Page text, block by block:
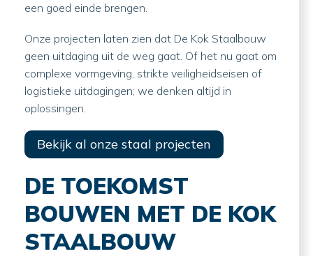
een goed einde brengen.
Onze projecten laten zien dat De Kok Staalbouw
geen uitdaging uit de weg gaat. Of het nu gaat om
complexe vormgeving, strikte veiligheidseisen of
logistieke uitdagingen; we denken altijd in
oplossingen.
Bekijk al onze staal projecten
DE TOEKOMST
BOUWEN MET DE KOK
STAALBOUW